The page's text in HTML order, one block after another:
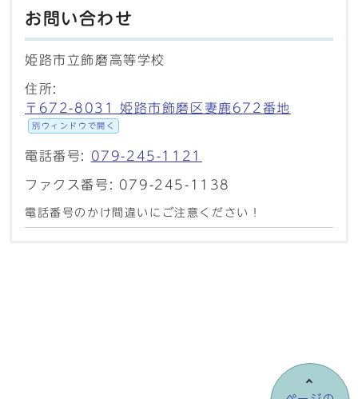
お問い合わせ
姫路市立飾磨高等学校
住所:
〒672-8031 姫路市飾磨区妻鹿672番地
別ウィンドウで開く
電話番号: 079-245-1121
ファクス番号: 079-245-1138
電話番号のかけ間違いにご注意ください！